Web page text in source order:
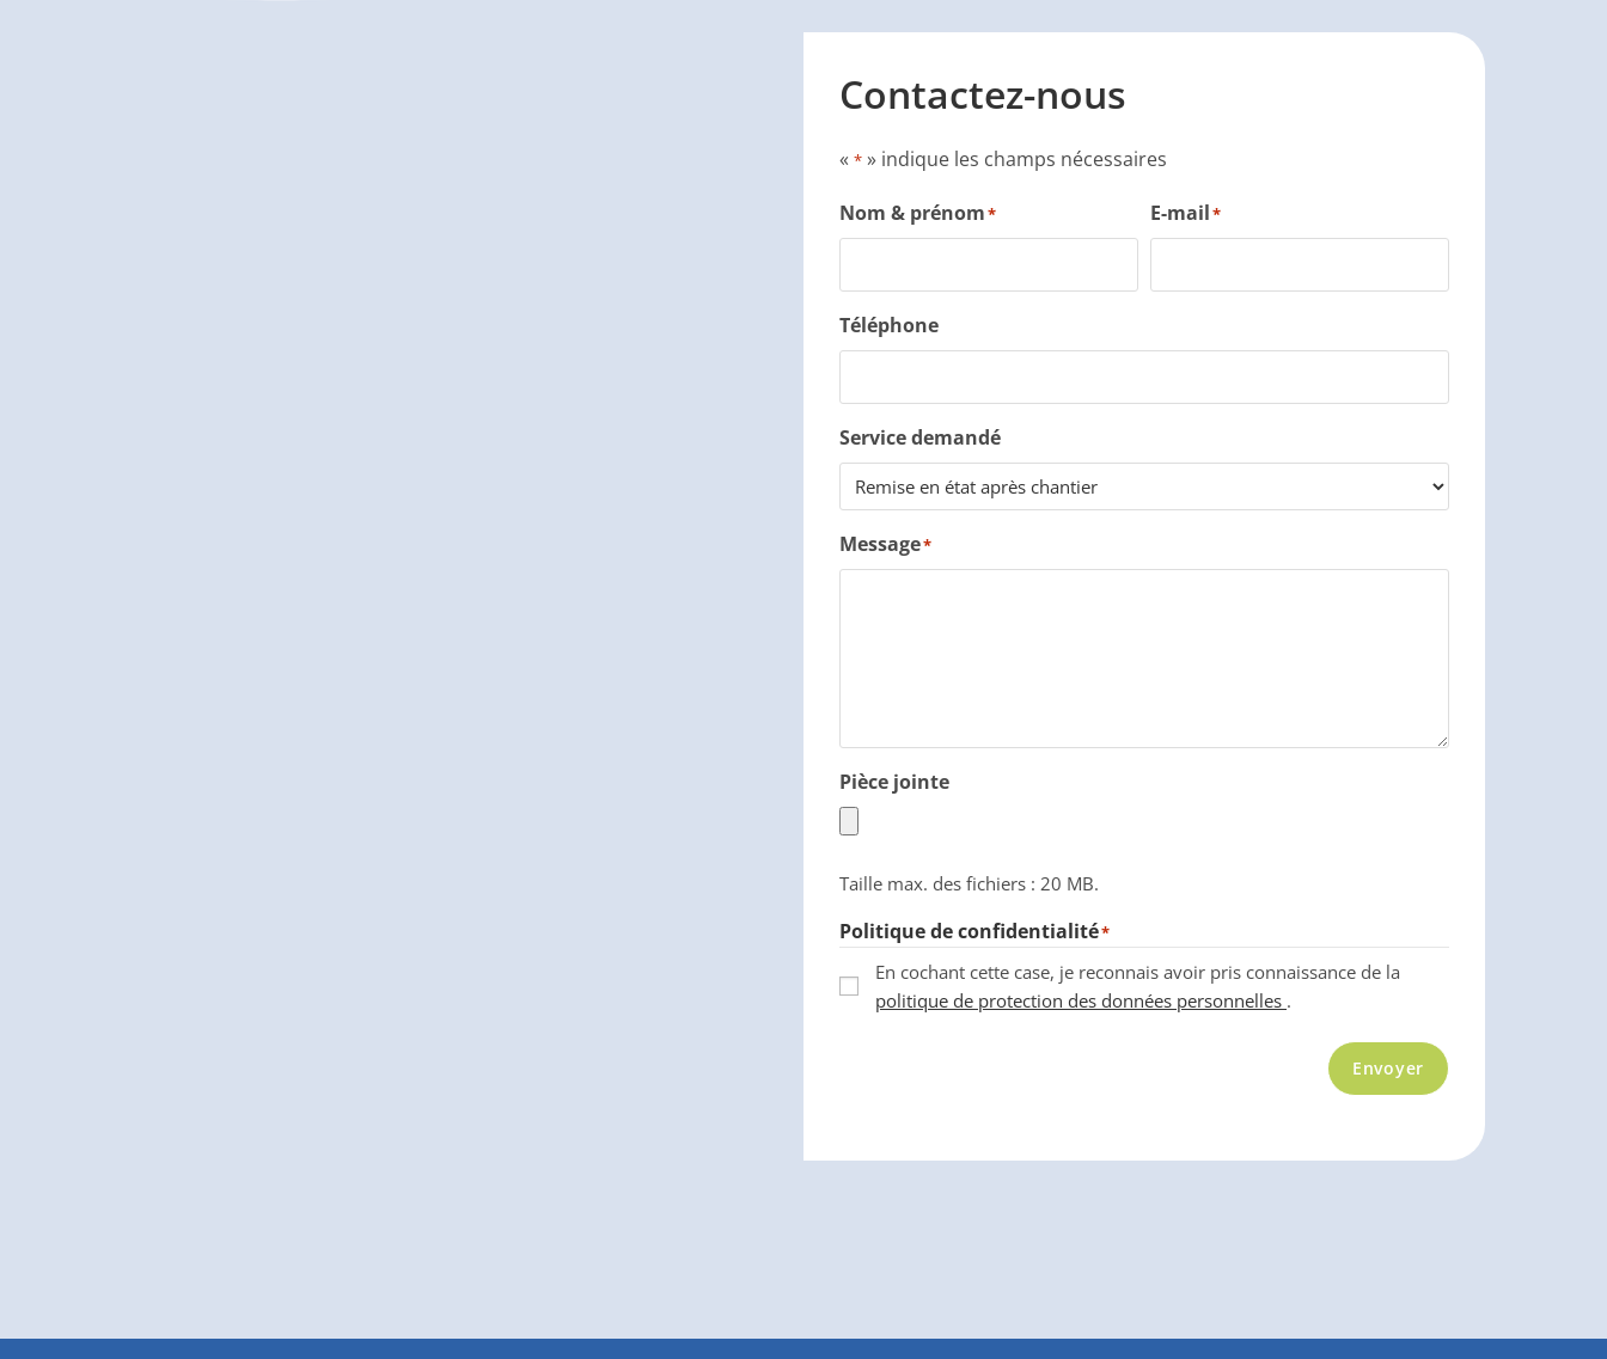
Contactez-nous
« * » indique les champs nécessaires
Nom & prénom* E-mail*
Téléphone
Service demandé
Message*
Pièce jointe
Taille max. des fichiers : 20 MB.
Politique de confidentialité*
En cochant cette case, je reconnais avoir pris connaissance de la
politique de protection des données personnelles .
Envoyer